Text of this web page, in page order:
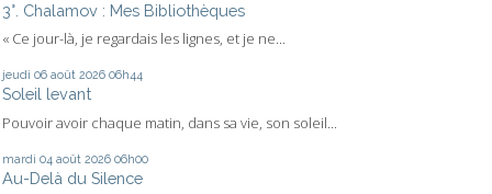
3°. Chalamov : Mes Bibliothèques
« Ce jour-là, je regardais les lignes, et je ne...
jeudi 06 août 2026 06h44
Soleil levant
Pouvoir avoir chaque matin, dans sa vie, son soleil...
mardi 04 août 2026 06h00
Au-Delà du Silence